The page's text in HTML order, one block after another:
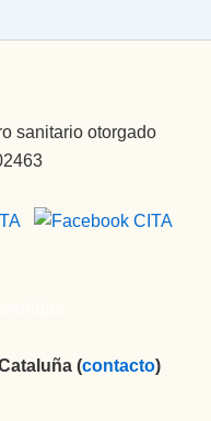
sanitario otorgado
(contacto)